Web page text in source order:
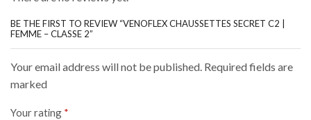
BE THE FIRST TO REVIEW “VENOFLEX CHAUSSETTES SECRET C2 |
FEMME – CLASSE 2”
Your email address will not be published. Required fields are
marked
Your rating *